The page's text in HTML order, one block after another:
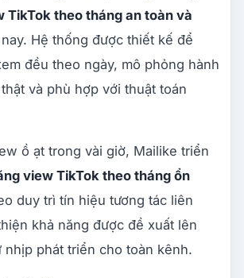
TikTok theo tháng an toàn và
Hệ thống được thiết kế để
đều theo ngày, mô phỏng hành
và phù hợp với thuật toán
ồ ạt trong vài giờ, Mailike triển
view TikTok theo tháng ổn
duy trì tín hiệu tương tác liên
khả năng được đề xuất lên
nhịp phát triển cho toàn kênh.